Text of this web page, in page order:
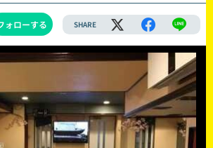
ォローする SHARE